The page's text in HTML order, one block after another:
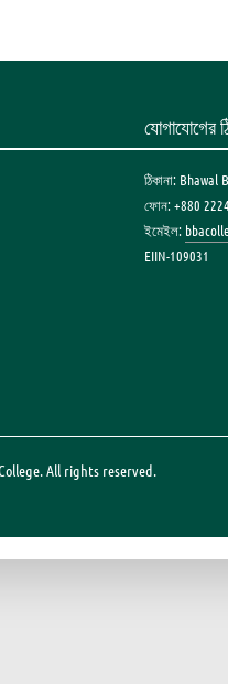
যোগাযোগের
ঠিকানা:
ফোন: +880
ইমেইল:
EIIN-109031
All rights reserved.